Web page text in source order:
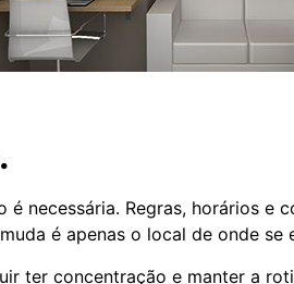
necessária. Regras, horários e
é apenas o local de onde se
ter concentração e manter a